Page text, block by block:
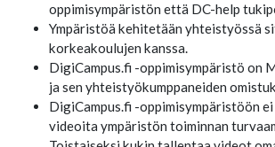
oppimisympäristön että DC-help
Ympäristöä kehitetään yhteistyössä
korkeakoulujen kanssa.
DigiCampus.fi -oppimisympäristö on
ja sen yhteistyökumppaneiden
DigiCampus.fi -oppimisympäristöön
videoita ympäristön toiminnan